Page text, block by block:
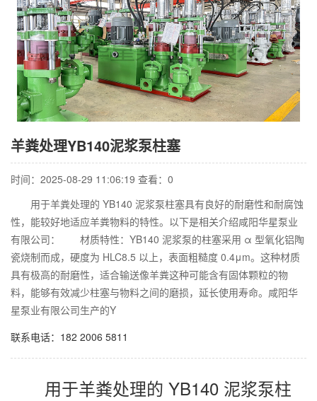
羊粪处理YB140泥浆泵柱塞
时间：2025-08-29 11:06:19 查看： 0
用于羊粪处理的 YB140 泥浆泵柱塞具有良好的耐磨性和耐腐蚀
性，能较好地适应羊粪物料的特性。以下是相关介绍咸阳华星泵业
有限公司： 材质特性：YB140 泥浆泵的柱塞采用 α 型氧化铝陶
瓷烧制而成，硬度为 HLC8.5 以上，表面粗糙度 0.4μm。这种材质
具有极高的耐磨性，适合输送像羊粪这种可能含有固体颗粒的物
料，能够有效减少柱塞与物料之间的磨损，延长使用寿命。咸阳华
星泵业有限公司生产的Y
联系电话：182 2006 5811
用于羊粪处理的 YB140 泥浆泵柱